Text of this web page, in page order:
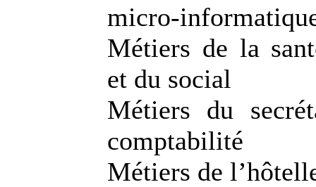
micro-
Métiers de la
et du social
Métiers du
comptabilité
Métiers de